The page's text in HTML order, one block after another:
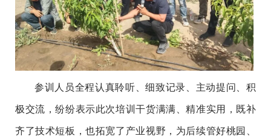
参训人员全程认真聆听、细致记录、主动提问、积
极交流，纷纷表示此次培训干货满满、精准实用，既补
齐了技术短板，也拓宽了产业视野，为后续管好桃园、